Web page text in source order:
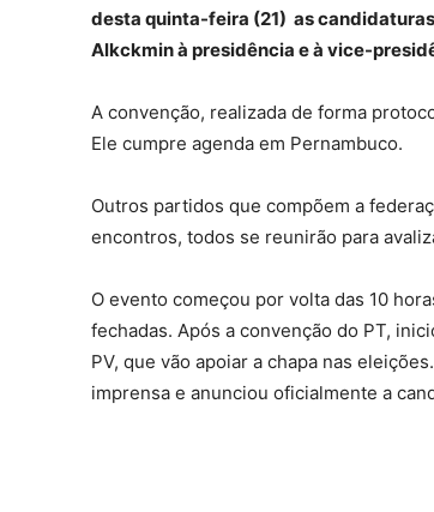
desta quinta-feira (21) as
Alkckmin à presidência e à vice-
A convenção, realizada de forma
Ele cumpre agenda em Pernambuco.
Outros partidos que compõem a
encontros, todos se reunirão para
O evento começou por volta das 10
fechadas. Após a convenção do PT,
PV, que vão apoiar a chapa nas
imprensa e anunciou oficialmente a